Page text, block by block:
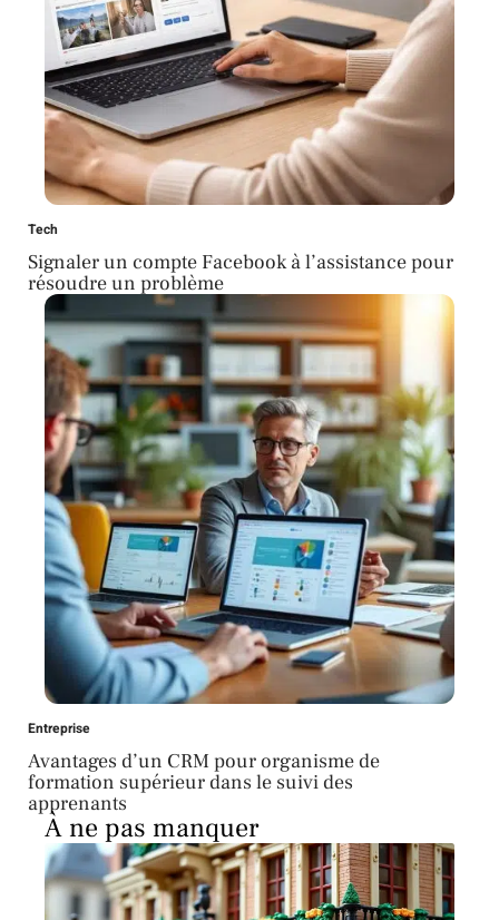
Tech
Signaler un compte Facebook à l’assistance pour
résoudre un problème
Entreprise
Avantages d’un CRM pour organisme de
formation supérieur dans le suivi des
apprenants
À ne pas manquer